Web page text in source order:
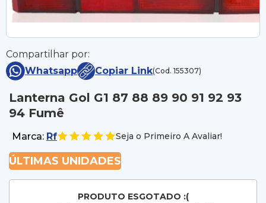
Compartilhar por:
Whatsapp
Copiar Link(Cod. 155307)
Lanterna Gol G1 87 88 89 90 91 92 93
94 Fumê
Marca: Rf Seja o Primeiro A Avaliar!
ÚLTIMAS UNIDADES
PRODUTO ESGOTADO :(